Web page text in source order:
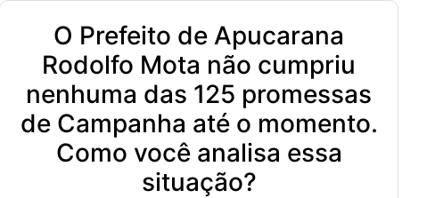
O Prefeito de Apucarana
Rodolfo Mota não cumpriu
nenhuma das 125 promessas
de Campanha até o momento.
Como você analisa essa
situação?